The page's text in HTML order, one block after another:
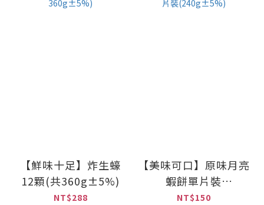
【鮮味十足】炸生蠔
12顆(共360g±5%)
NT$288
【美味可口】原味月亮
蝦餅單片裝
(240g±5%)
NT$150